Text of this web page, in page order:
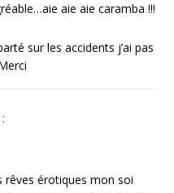
aie aie caramba !!!
sur les accidents j’ai pas
rêves érotiques mon soi